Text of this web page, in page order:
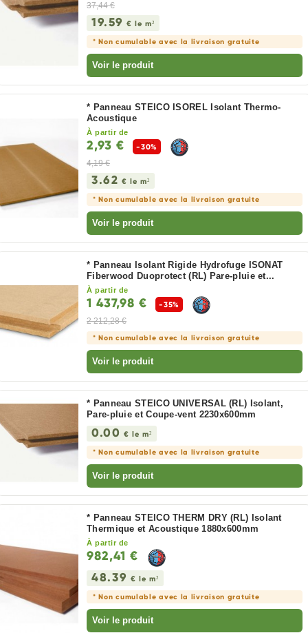
37,44 €
19.59 € le m²
* Non cumulable avec la livraison gratuite
Voir le produit
* Panneau STEICO ISOREL Isolant Thermo-
Acoustique
À partir de
2,93 €
-30%
4,19 €
3.62 € le m²
* Non cumulable avec la livraison gratuite
Voir le produit
* Panneau Isolant Rigide Hydrofuge ISONAT
Fiberwood Duoprotect (RL) Pare-pluie et...
À partir de
1 437,98 €
-35%
2 212,28 €
* Non cumulable avec la livraison gratuite
Voir le produit
* Panneau STEICO UNIVERSAL (RL) Isolant,
Pare-pluie et Coupe-vent 2230x600mm
0.00 € le m²
* Non cumulable avec la livraison gratuite
Voir le produit
* Panneau STEICO THERM DRY (RL) Isolant
Thermique et Acoustique 1880x600mm
À partir de
982,41 €
48.39 € le m²
* Non cumulable avec la livraison gratuite
Voir le produit